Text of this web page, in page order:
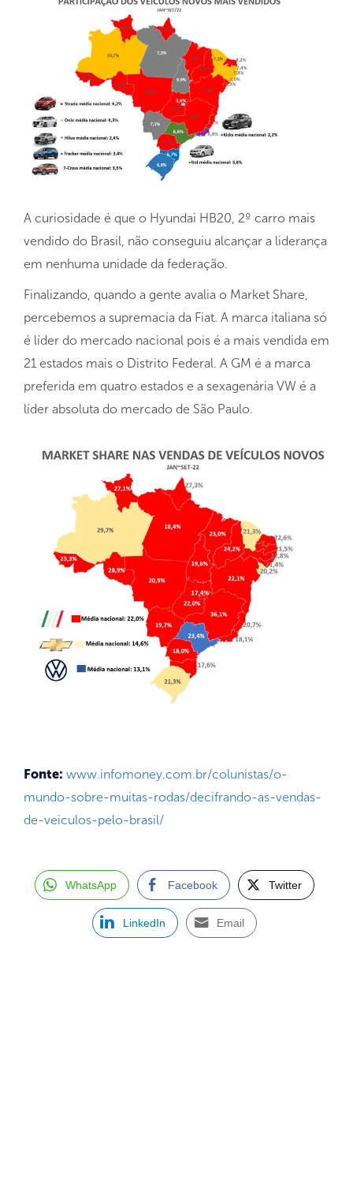
A curiosidade é que o Hyundai HB20, 2º carro mais
vendido do Brasil, não conseguiu alcançar a liderança
em nenhuma unidade da federação.
Finalizando, quando a gente avalia o Market Share,
percebemos a supremacia da Fiat. A marca italiana só
é líder do mercado nacional pois é a mais vendida em
21 estados mais o Distrito Federal. A GM é a marca
preferida em quatro estados e a sexagenária VW é a
líder absoluta do mercado de São Paulo.
Fonte: www.infomoney.com.br/colunistas/o-
mundo-sobre-muitas-rodas/decifrando-as-vendas-
de-veiculos-pelo-brasil/
WhatsApp Facebook Twitter
LinkedIn Email